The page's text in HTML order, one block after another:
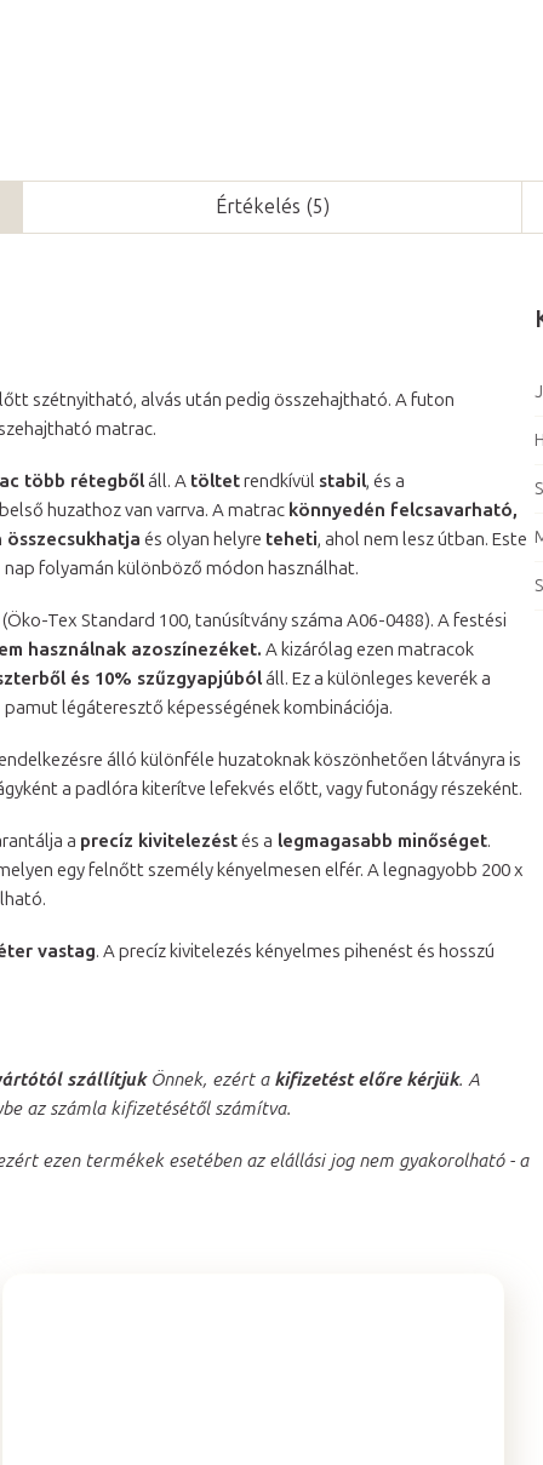
Értékelés (5)
szétnyitható, alvás után pedig összehajtható. A futon
matrac.
több rétegbőláll. A töltetrendkívül stabil, és a
huzathoz van varrva. A matrac könnyedén felcsavarható,
összecsukhatja és olyan helyre teheti, ahol nem lesz útban. Este
nap folyamán különböző módon használhat.
Tex Standard 100, tanúsítvány száma A06-0488). A festési
használnak azoszínezéket. A kizárólag ezen matracok
és 10% szűzgyapjúbóláll. Ez a különleges keverék a
légáteresztő képességének kombinációja.
álló különféle huzatoknak köszönhetően látványra is
a padlóra kiterítve lefekvés előtt, vagy futonágy részeként.
a precíz kivitelezéstés a legmagasabb minőséget.
egy felnőtt személy kényelmesen elfér. A legnagyobb 200 x
vastag. A precíz kivitelezés kényelmes pihenést és hosszú
szállítjukÖnnek, ezért a kifizetést előre kérjük. A
az számla kifizetésétől számítva.
ezen termékek esetében az elállási jog nem gyakorolható - a